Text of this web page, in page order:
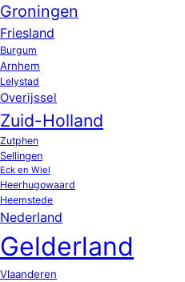
Groningen
Friesland
Burgum
Arnhem
Lelystad
Overijssel
Zuid-Holland
Zutphen
Sellingen
Eck en Wiel
Heerhugowaard
Heemstede
Nederland
Gelderland
Vlaanderen